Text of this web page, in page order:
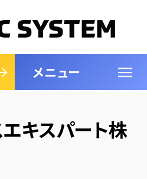
メニュー
閉じる
キスパート株